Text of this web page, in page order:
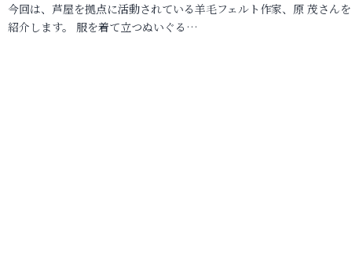
今回は、芦屋を拠点に活動されている羊毛フェルト作家、原 茂さん
紹介します。 服を着て立つぬいぐる…